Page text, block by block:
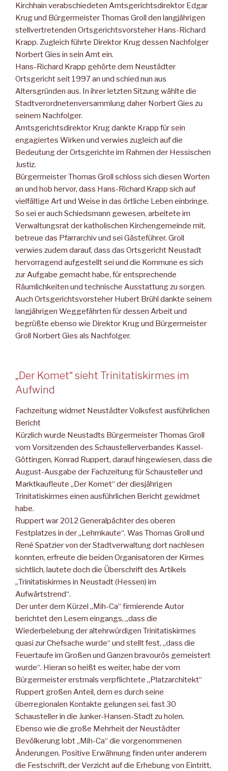
Kirchhain verabschiedeten Amtsgerichtsdirektor Edgar
Krug und Bürgermeister Thomas Groll den langjährigen
stellvertretenden Ortsgerichtsvorsteher Hans-Richard
Krapp. Zugleich führte Direktor Krug dessen Nachfolger
Norbert Gies in sein Amt ein.
Hans-Richard Krapp gehörte dem Neustädter
Ortsgericht seit 1997 an und schied nun aus
Altersgründen aus. In ihrer letzten Sitzung wählte die
Stadtverordnetenversammlung daher Norbert Gies zu
seinem Nachfolger.
Amtsgerichtsdirektor Krug dankte Krapp für sein
engagiertes Wirken und verwies zugleich auf die
Bedeutung der Ortsgerichte im Rahmen der Hessischen
Justiz.
Bürgermeister Thomas Groll schloss sich diesen Worten
an und hob hervor, dass Hans-Richard Krapp sich auf
vielfältige Art und Weise in das örtliche Leben einbringe.
So sei er auch Schiedsmann gewesen, arbeitete im
Verwaltungsrat der katholischen Kirchengemeinde mit,
betreue das Pfarrarchiv und sei Gästeführer. Groll
verwies zudem darauf, dass das Ortsgericht Neustadt
hervorragend aufgestellt sei und die Kommune es sich
zur Aufgabe gemacht habe, für entsprechende
Räumlichkeiten und technische Ausstattung zu sorgen.
Auch Ortsgerichtsvorsteher Hubert Brühl dankte seinem
langjährigen Weggefährten für dessen Arbeit und
begrüßte ebenso wie Direktor Krug und Bürgermeister
Groll Norbert Gies als Nachfolger.
„Der Komet“ sieht Trinitatiskirmes im
Aufwind
Fachzeitung widmet Neustädter Volksfest ausführlichen
Bericht
Kürzlich wurde Neustadts Bürgermeister Thomas Groll
vom Vorsitzenden des Schaustellerverbandes Kassel-
Göttingen, Konrad Ruppert, darauf hingewiesen, dass die
August-Ausgabe der Fachzeitung für Schausteller und
Marktkaufleute „Der Komet“ der diesjährigen
Trinitatiskirmes einen ausführlichen Bericht gewidmet
habe.
Ruppert war 2012 Generalpächter des oberen
Festplatzes in der „Lehmkaute“. Was Thomas Groll und
René Spatzier von der Stadtverwaltung dort nachlesen
konnten, erfreute die beiden Organisatoren der Kirmes
sichtlich, lautete doch die Überschrift des Artikels
„Trinitatiskirmes in Neustadt (Hessen) im
Aufwärtstrend“.
Der unter dem Kürzel „Mih-Ca“ firmierende Autor
berichtet den Lesern eingangs, „dass die
Wiederbelebung der altehrwürdigen Trinitatiskirmes
quasi zur Chefsache wurde“ und stellt fest, „dass die
Feuertaufe im Großen und Ganzen bravourös gemeistert
wurde“. Hieran so heißt es weiter, habe der vom
Bürgermeister erstmals verpflichtete „Platzarchitekt“
Ruppert großen Anteil, dem es durch seine
überregionalen Kontakte gelungen sei, fast 30
Schausteller in die Junker-Hansen-Stadt zu holen.
Ebenso wie die große Mehrheit der Neustädter
Bevölkerung lobt „Mih-Ca“ die vorgenommenen
Änderungen. Positive Erwähnung finden unter anderem
die Festschrift, der Verzicht auf die Erhebung von Eintritt,